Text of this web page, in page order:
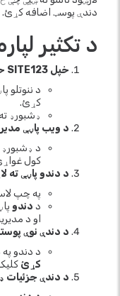
دندې پوسټ اضافه کړئ.
د تکثیر
خپل SITE123 حساب ته ننوځئ
د ننوتلو
کړئ.
ډشبورډ
د ویب پاڼې مدیر
د ډشبورډ
کول
د دندو پاڼې ته
په چپ
د دندو
او د
د دندې نوې
د دندو په
کړئ
د دندې